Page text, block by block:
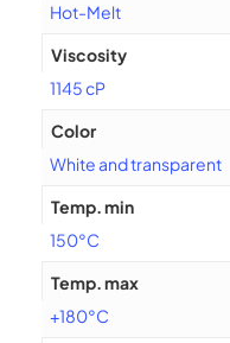
Hot-Melt
Viscosity
1145 cP
Color
White and transparent
Temp. min
150°C
Temp. max
+180°C